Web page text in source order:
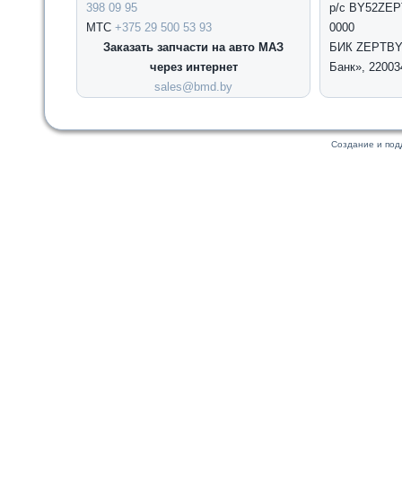
398 09 95
МТС +375 29 500 53 93
Заказать запчасти на авто МАЗ
через интернет
sales@bmd.by
р/с
0000
БИК
Банк»,
Создание и